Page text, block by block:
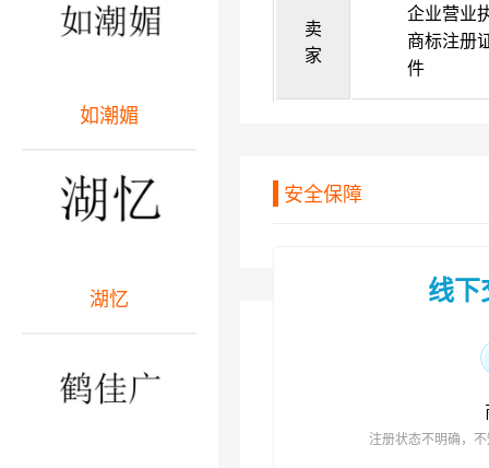
卖
家
企业营业
商标注册
件
安全保障
线下
注册状态不明确，
如潮媚
湖忆